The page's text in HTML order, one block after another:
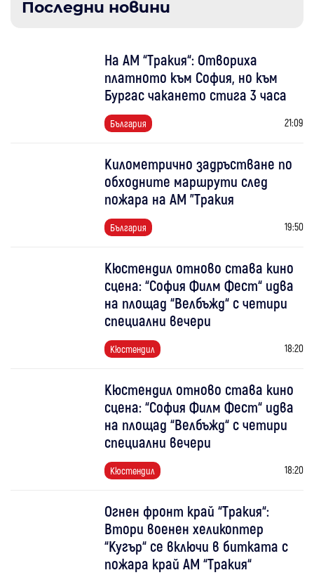
Последни новини
На АМ “Тракия“: Отвориха
платното към София, но към
Бургас чакането стига 3 часа
България 21:09
Километрично задръстване по
обходните маршрути след
пожара на АМ "Тракия
България 19:50
Кюстендил отново става кино
сцена: “София Филм Фест“ идва
на площад “Велбъжд“ с четири
специални вечери
Кюстендил 18:20
Кюстендил отново става кино
сцена: “София Филм Фест“ идва
на площад “Велбъжд“ с четири
специални вечери
Кюстендил 18:20
Огнен фронт край “Тракия“:
Втори военен хеликоптер
“Кугър“ се включи в битката с
пожара край АМ “Тракия“